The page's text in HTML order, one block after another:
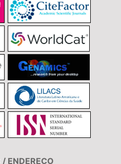
ENDEREÇO